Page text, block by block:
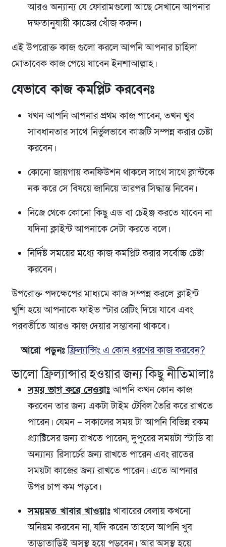
আরও অন্যান্য যে ফোরামগুলো আছে সেখানে আপনার
দক্ষতানুযায়ী কাজের খোঁজ করুন।
এই উপরোক্ত কাজ গুলো করলে আপনি আপনার চাহিদা
মোতাবেক কাজ পেয়ে যাবেন ইনশাআল্লাহ।
যেভাবে কাজ কমপ্লিট করবেনঃ
যখন আপনি আপনার প্রথম কাজ পাবেন, তখন খুব
সাবধানতার সাথে নির্ভুলভাবে কাজটি সম্পন্ন করার চেষ্টা
করবেন।
কোনো জায়গায় কনফিউশন থাকলে সাথে সাথে ক্লান্টকে
নক করে সে বিষয়ে জানিয়ে তারপর সিদ্ধান্ত নিবেন।
নিজে থেকে কোনো কিছু এড বা চেইঞ্জ করতে যাবেন না
যদিনা ক্লাইন্ট আপনাকে সেটা করতে বলে।
নির্দিষ্ট সময়ের মধ্যে কাজ কমপ্লিট করার সর্বোচ্চ চেষ্টা
করবেন।
উপরোক্ত পদক্ষেপের মাধ্যমে কাজ সম্পন্ন করলে ক্লাইন্ট
খুশি হয়ে আপনাকে ফাইভ স্টার রেটিং দিয়ে যাবে এবং
পরবর্তীতে আরও কাজ দেয়ার সম্ভাবনা থাকবে।
আরো পড়ুনঃফ্রিল্যান্সিং এ কোন ধরণের কাজ করবেন?
ভালো ফ্রিল্যান্সার হওয়ার জন্য কিছু নীতিমালাঃ
সময় ভাগ করে নেওয়াঃআপনি কখন কোন কাজ
করবেন তার জন্য একটা টাইম টেবিল তৈরি করে রাখতে
পারেন। যেমন – সকালের সময় টা আপনি বিভিন্ন রকম
প্র্যাক্টিসের জন্য রাখতে পারেন, দুপুরের সময়টা স্টাডি বা
অন্যান্য রিসার্চের জন্য রাখতে পারেন এবং রাতের
সময়টা কাজের জন্য রাখতে পারেন। এতে আপনার
উপর চাপ কম পড়বে।
সময়মত খাবার খাওয়াঃখাবারের বেলায় কখনো
অনিয়ম করবেন না, যদি করেন তাহলে আপনি খুব
তাড়াতাড়িই অসুস্থ হয়ে পড়বেন। আর অসুস্থ হয়ে